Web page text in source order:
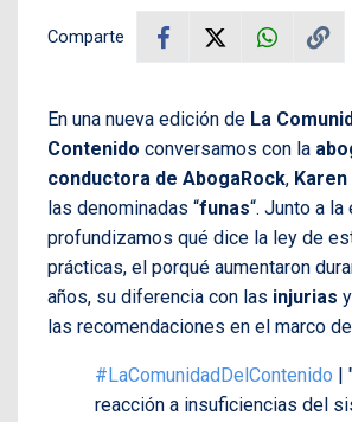
Comparte
En una nueva edición de La
Contenido conversamos con la
conductora de AbogaRock,
las denominadas “funas“. Junto a
profundizamos qué dice la ley de
prácticas, el porqué aumentaron
años, su diferencia con las injurias y
las recomendaciones en el marco
#LaComunidadDelContenido |
reacción a insuficiencias del